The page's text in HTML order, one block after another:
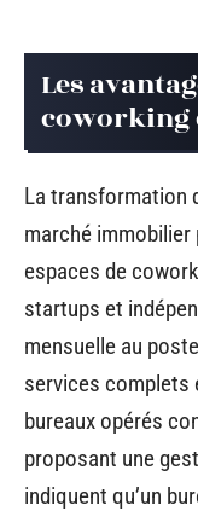
Les
coworking
La transformation
marché
espaces de
startups et
mensuelle au
services complets
bureaux opérés
proposant une
indiquent qu’un